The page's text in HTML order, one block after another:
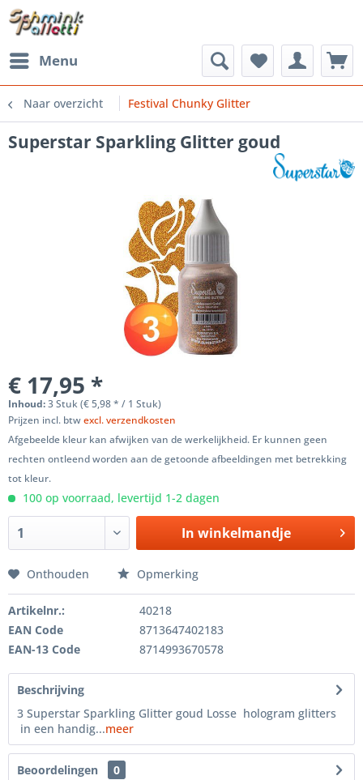
Menu
Naar overzicht Festival Chunky Glitter
Superstar Sparkling Glitter goud
€ 17,95 *
Inhoud:3 Stuk (€ 5,98 * / 1 Stuk)
Prijzen incl. btwexcl. verzendkosten
Afgebeelde kleur kan afwijken van de werkelijkheid. Er kunnen geen
rechten ontleend worden aan de getoonde afbeeldingen met betrekking
tot kleur.
100 op voorraad, levertijd 1-2 dagen
In winkelmandje
Onthouden Opmerking
Artikelnr.:
40218
EAN Code
8713647402183
EAN-13 Code
8714993670578
Beschrijving
3 Superstar Sparkling Glitter goud Losse hologram glitters
in een handig...meer
Beoordelingen
0